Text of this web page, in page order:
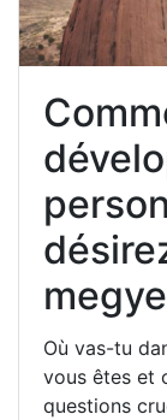
megye
Où vas-tu
vous êtes et
questions